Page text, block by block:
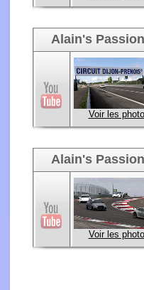
Alain's
Voir les
Alain's
Voir les